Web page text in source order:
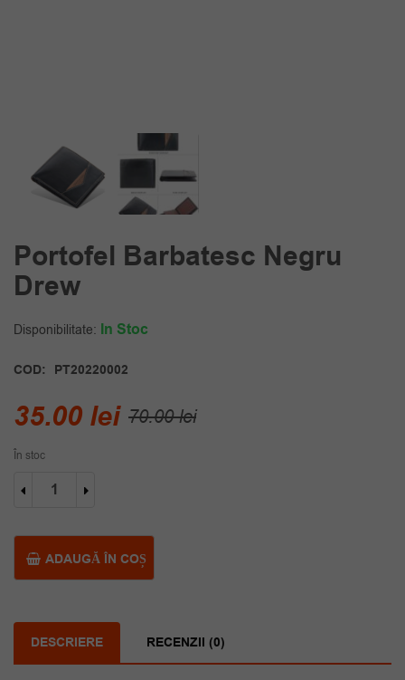
Portofel Barbatesc Negru
Drew
Disponibilitate: In Stoc
COD: PT20220002
70.00leiPrețul
35.00 lei
Prețul
În stoc
Cantitate
Portofel
ADAUGĂ ÎN COȘ
DESCRIERE RECENZII (0)